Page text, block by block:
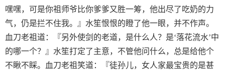
嘿嘿，可是你祖师爷比你爹爹又胜一筹，他出尽了吃奶的力
气，仍是拦不住我。』水笙恨恨的瞪了他一眼，并不作声。
血刀老祖道：『另外使剑的老道，是什么人？是‘落花流水’中
的哪一个？』水笙打定了主意，不管他问什么，总是给他个
不瞅不睬。血刀老祖笑道：『徒孙儿，女人家最宝贵的是甚